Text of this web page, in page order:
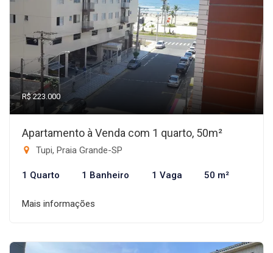
R$ 223.000
Apartamento à Venda com 1 quarto, 50m²
Tupi, Praia Grande-SP
1 Quarto 1 Banheiro 1 Vaga 50 m²
Mais informações